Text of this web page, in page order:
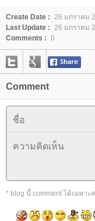
Create Date : 26 มกราคม
Last Update : 26 มกราคม
Comments : 0
Comment
* blog นี้ comment ได้เฉพาะ